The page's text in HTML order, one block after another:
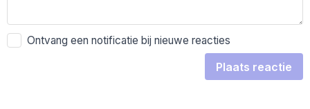
Ontvang een notificatie bij nieuwe reacties
Plaats reactie